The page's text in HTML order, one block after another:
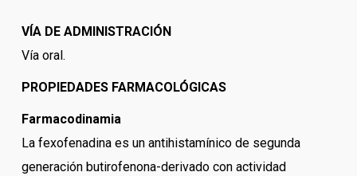
VÍA DE ADMINISTRACIÓN
Vía oral.
PROPIEDADES FARMACOLÓGICAS
Farmacodinamia
La fexofenadina es un antihistamínico de segunda
generación butirofenona-derivado con actividad